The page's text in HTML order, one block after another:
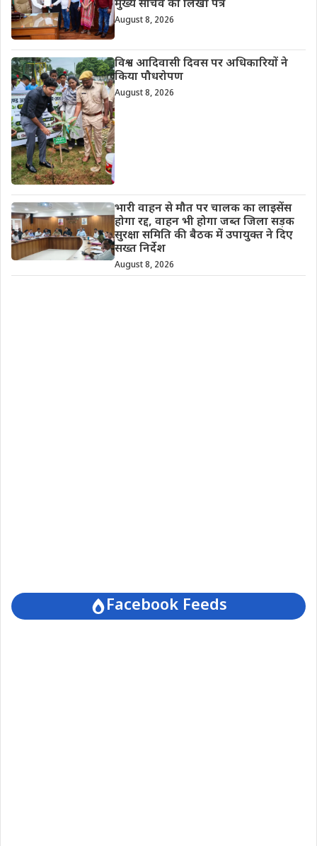
मुख्य सचिव को लिखा पत्र
August 8, 2026
विश्व आदिवासी दिवस पर अधिकारियों ने
किया पौधरोपण
August 8, 2026
भारी वाहन से मौत पर चालक का लाइसेंस
होगा रद्द, वाहन भी होगा जब्त जिला सड़क
सुरक्षा समिति की बैठक में उपायुक्त ने दिए
सख्त निर्देश
August 8, 2026
Facebook Feeds